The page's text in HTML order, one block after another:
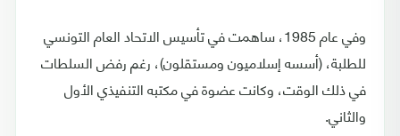
وفي عام 1985، ساهمت في تأسيس الاتحاد العام التونسي
للطلبة، (أسسه إسلاميون ومستقلون)، رغم رفض السلطات
في ذلك الوقت، وكانت عضوة في مكتبه التنفيذي الأول
والثاني.